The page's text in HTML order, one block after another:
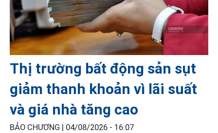
Thị trường bất động sản sụt
giảm thanh khoản vì lãi suất
và giá nhà tăng cao
BẢO CHƯƠNG | 04/08/2026 - 16:07